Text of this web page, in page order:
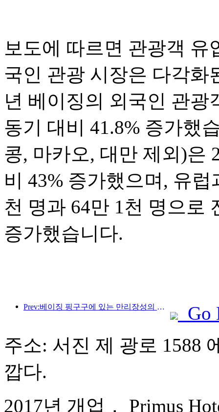
보도에 따르면 관광객
국인 관광 시장은 다각화
년 베이징의 외국인 관광
동기 대비 41.8% 증가했
콩, 마카오, 대만 제외)은
비 43% 증가했으며, 유
천 명과 64만 1천 명으로
증가했습니다.
Prev:베이징 핑구구에 있는 만리장성의 장쥔관 구간은 이르면 2026년 말에 일반에 개방될 예정이다.
Go
주소: 서진 제 광로 1588
깝다.
2017년 개업， Primus